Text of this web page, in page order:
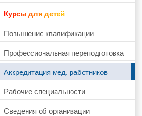
Курсы для детей
Повышение квалификации
Профессиональная переподготовка
Аккредитация мед. работников
Рабочие специальности
Сведения об организации